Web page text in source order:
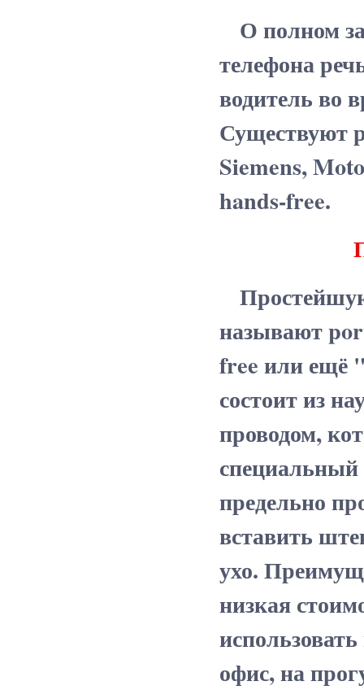
О полном
телефона
водитель во
Существуют
Siemens,
hands-free.
называют
free или ещё
состоит из
проводом,
специальный
предельно
вставить
ухо.
низкая
офис, на